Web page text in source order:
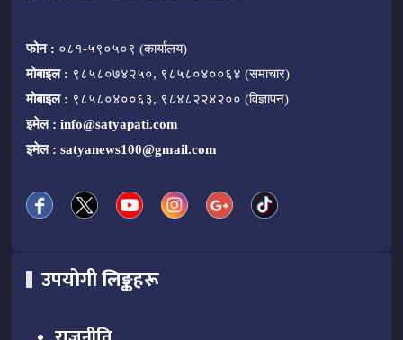
फोन : ०८१-५९०५०९ (कार्यालय)
मोबाइल : ९८५८०७४२५०, ९८५८०४००६४ (समाचार)
मोबाइल : ९८५८०४००६३, ९८४८२२४२०० (विज्ञापन)
इमेल : info@satyapati.com
इमेल : satyanews100@gmail.com
उपयोगी लिङ्कहरू